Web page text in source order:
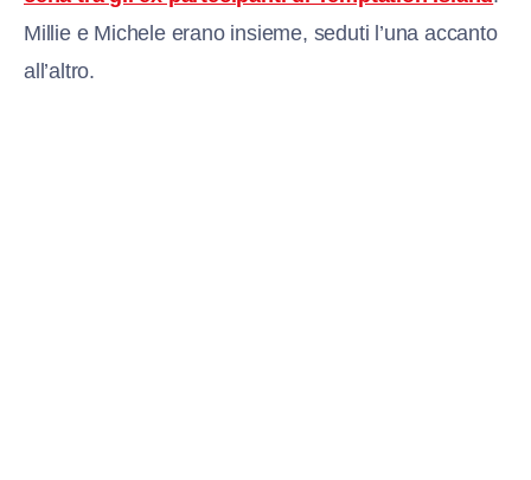
Millie e Michele erano insieme, seduti l’una accanto
all’altro.